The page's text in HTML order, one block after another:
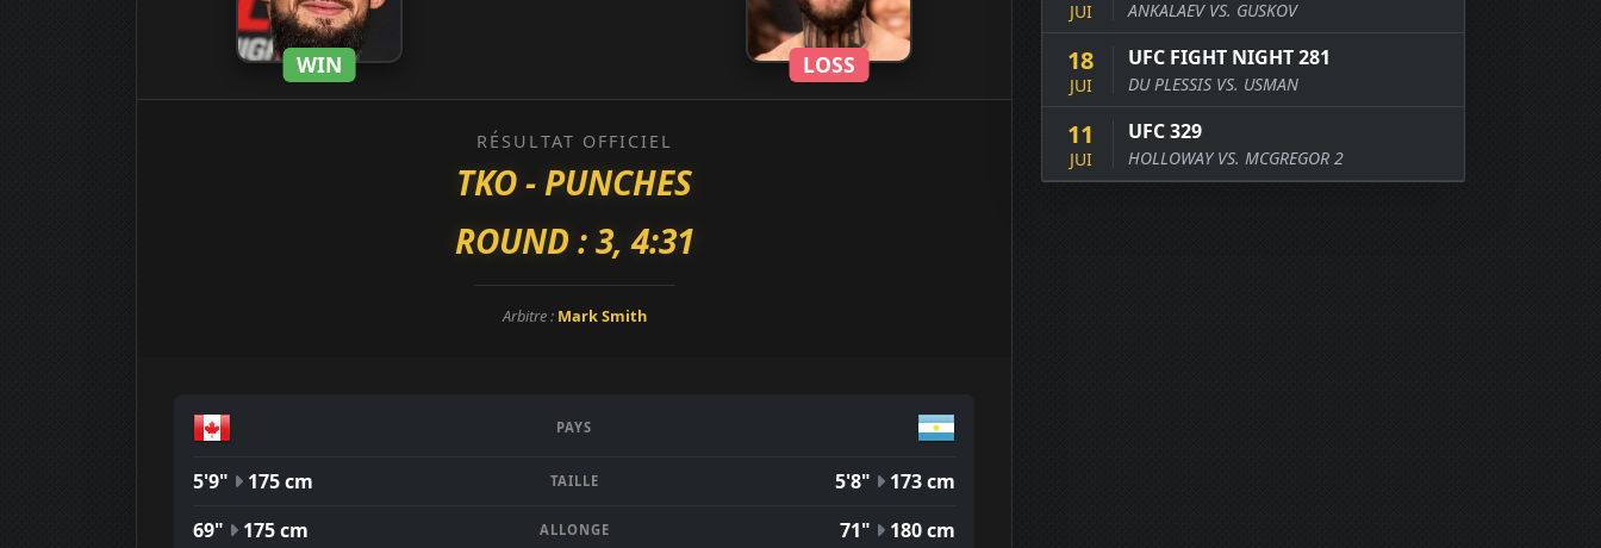
WIN LOSS
RÉSULTAT OFFICIEL
TKO - PUNCHES
ROUND : 3, 4:31
Arbitre : Mark Smith
PAYS
5'9" 175 cm TAILLE 5'8"
173 cm
69"
175 cm ALLONGE 71"
180 cm
JUI ANKALAEV VS. GUSKOV
18
JUI
UFC FIGHT NIGHT 281
DU PLESSIS VS. USMAN
11
JUI
UFC 329
HOLLOWAY VS. MCGREGOR 2